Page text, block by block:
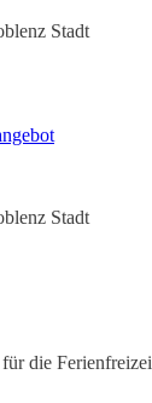
Stadt
Stadt
die